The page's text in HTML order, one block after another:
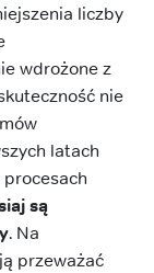
liczby
wdrożone z
nie
latach
są
. Na
przeważać